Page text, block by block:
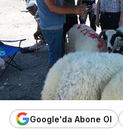
Google'da Abone Ol